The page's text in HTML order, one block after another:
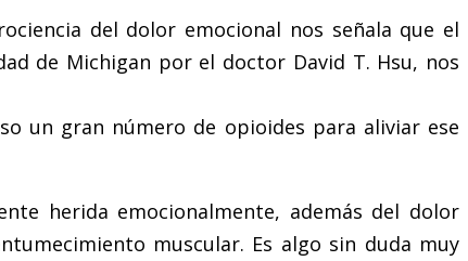
del dolor emocional nos señala que el
de Michigan por el doctor David T. Hsu, nos
un gran número de opioides para aliviar ese
herida emocionalmente, además del dolor
muscular. Es algo sin duda muy